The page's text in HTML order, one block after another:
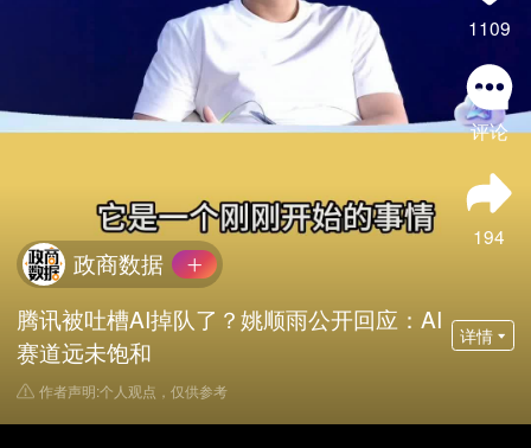
1109
评论
194
政商数据
腾讯被吐槽AI掉队了？姚顺雨公开回应：AI
赛道远未饱和
详情
作者声明:个人观点，仅供参考